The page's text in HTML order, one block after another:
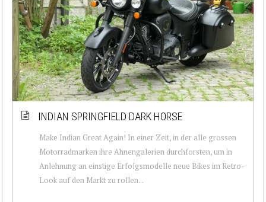
INDIAN SPRINGFIELD DARK HORSE
Make Indian Great Again! In einer Zeit, in der alle grossen
Motorradmarken ihre Ahnengalerien durchforsten, um in
Anlehnung an einstige Erfolgsmodelle neue Bikes im Retro-
Look auf den Markt zu rollen...